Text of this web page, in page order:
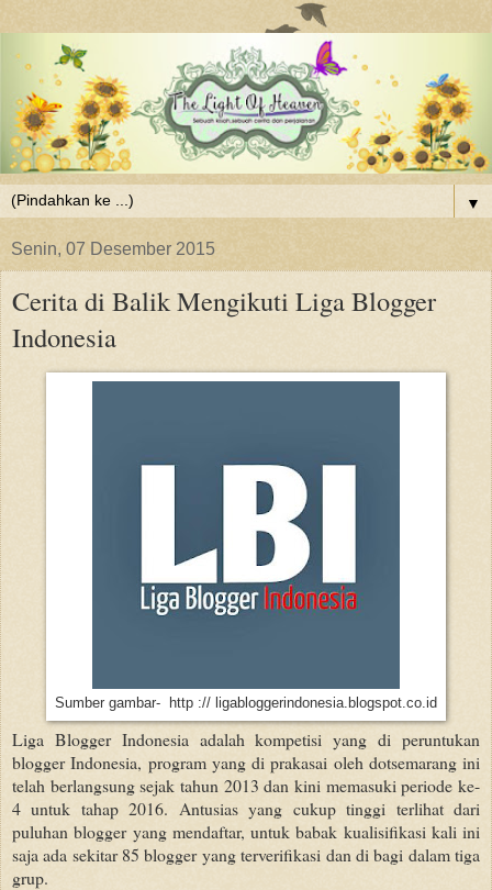
▼
Senin, 07 Desember 2015
Cerita di Balik Mengikuti Liga Blogger
Indonesia
Sumber gambar- http :// ligabloggerindonesia.blogspot.co.id
Liga Blogger Indonesia adalah kompetisi yang di peruntukan
blogger Indonesia, program yang di prakasai oleh dotsemarang ini
telah berlangsung sejak tahun 2013 dan kini memasuki periode ke-
4 untuk tahap 2016. Antusias yang cukup tinggi terlihat dari
puluhan blogger yang mendaftar, untuk babak kualisifikasi kali ini
saja ada sekitar 85 blogger yang terverifikasi dan di bagi dalam tiga
grup.